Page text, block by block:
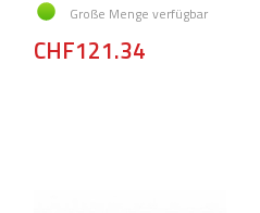
Große Menge verfügbar
CHF121.34